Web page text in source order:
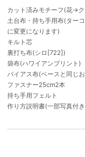
カット済みモチーフ(花→
土台布・持ち手用布(タ
に変更になります)
キルト芯
裏打ち布(シロ[722])
袋布(ハワイアンプリント)
バイアス布(ベースと同じ
ファスナー25cm2本
持ち手用フェルト
作り方説明書(一部写真付